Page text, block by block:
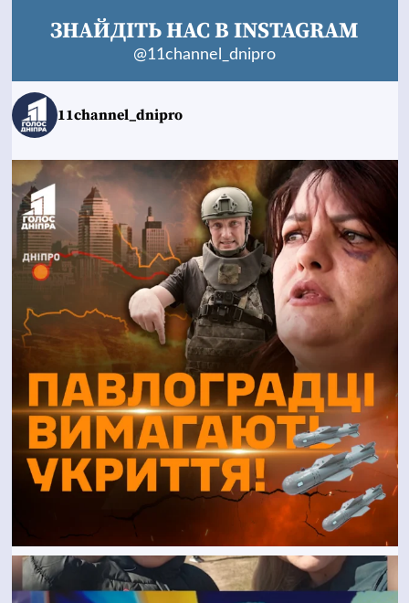
ЗНАЙДІТЬ НАС В INSTAGRAM
@11channel_dnipro
11channel_dnipro